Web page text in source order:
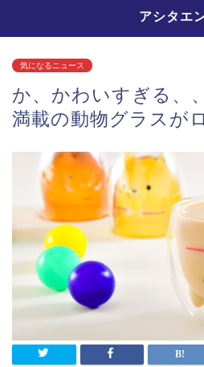
アシタエ
気になるニュース
か、かわいすぎる、
満載の動物グラスが